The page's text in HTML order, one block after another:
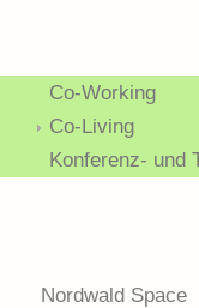
Co-Working
Co-Living
Konferenz- und
Nordwald Space